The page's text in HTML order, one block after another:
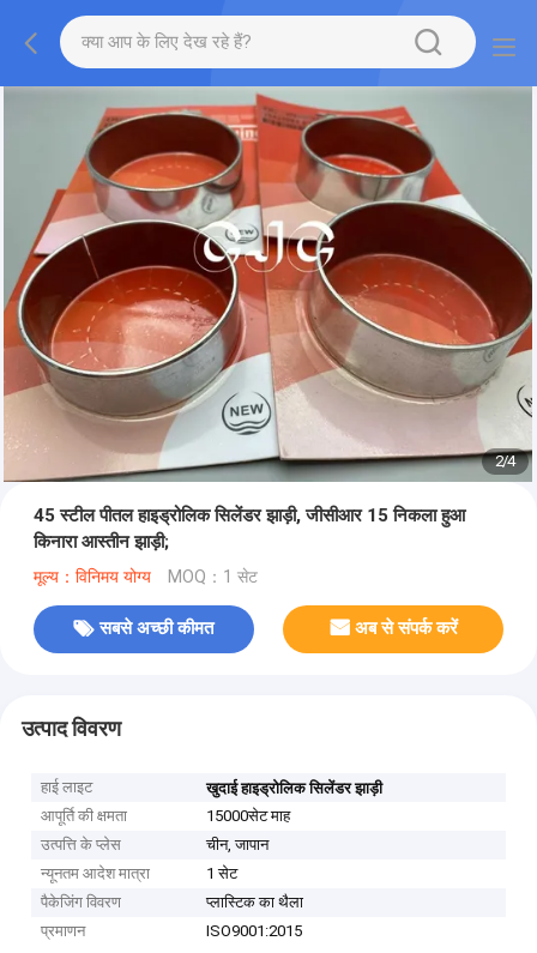
2/4
45 स्टील पीतल हाइड्रोलिक सिलेंडर झाड़ी, जीसीआर 15 निकला हुआ
किनारा आस्तीन झाड़ी;
मूल्य：विनिमय योग्य MOQ：1 सेट
सबसे अच्छी कीमत अब से संपर्क करें
उत्पाद विवरण
हाई लाइट
खुदाई हाइड्रोलिक सिलेंडर झाड़ी
आपूर्ति की क्षमता
15000सेट माह
उत्पत्ति के प्लेस
चीन, जापान
न्यूनतम आदेश मात्रा
1 सेट
पैकेजिंग विवरण
प्लास्टिक का थैला
प्रमाणन
ISO9001:2015